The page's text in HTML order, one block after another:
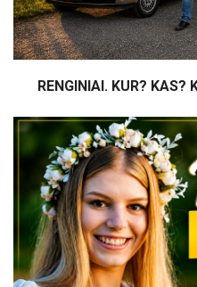
RENGINIAI. KUR? KAS?